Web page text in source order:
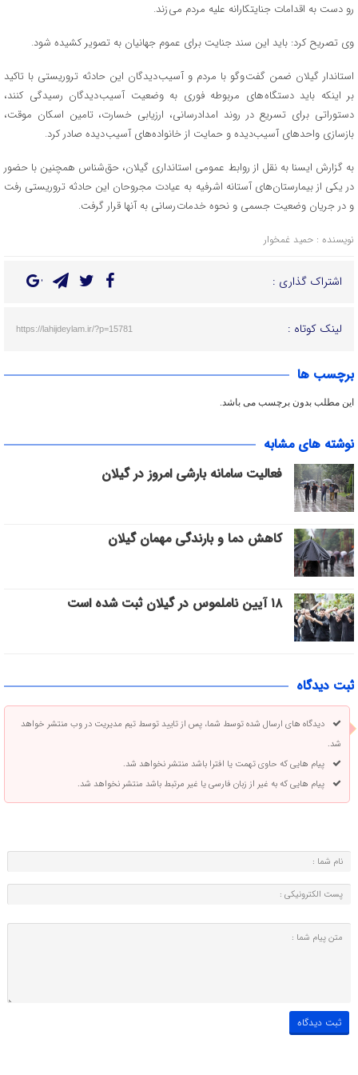
رو دست به اقدامات جنایتکارانه علیه مردم می زند.
وی تصریح کرد: باید این سند جنایت برای عموم جهانیان به تصویر کشیده شود.
استاندار گیلان ضمن گفت وگو با مردم و آسیب دیدگان این حادثه تروریستی با تاکید
بر اینکه باید دستگاه های مربوطه فوری به وضعیت آسیب دیدگان رسیدگی کنند،
دستوراتی برای تسریع در روند امدادرسانی، ارزیابی خسارت، تامین اسکان موقت،
بازسازی واحدهای آسیب‌دیده و حمایت از خانواده‌های آسیب دیده صادر کرد.
به گزارش ایسنا به نقل از روابط عمومی استانداری گیلان، حق شناس همچنین با حضور
در یکی از بیمارستان‌های آستانه اشرفیه به عیادت مجروحان این حادثه تروریستی رفت
و در جریان وضعیت جسمی و نحوه خدمات رسانی به آنها قرار گرفت.
نویسنده : حمید غمخوار
اشتراک گذاری :
لینک کوتاه : https://lahijdeylam.ir/?p=15781
برچسب ها
این مطلب بدون برچسب می باشد.
نوشته های مشابه
فعالیت سامانه بارشی امروز در گیلان
کاهش دما و بارندگی مهمان گیلان
۱۸ آیین ناملموس در گیلان ثبت شده است
ثبت دیدگاه
دیدگاه های ارسال شده توسط شما، پس از تایید توسط تیم مدیریت در وب منتشر خواهد
شد.
پیام هایی که حاوی تهمت یا افترا باشد منتشر نخواهد شد.
پیام هایی که به غیر از زبان فارسی یا غیر مرتبط باشد منتشر نخواهد شد.